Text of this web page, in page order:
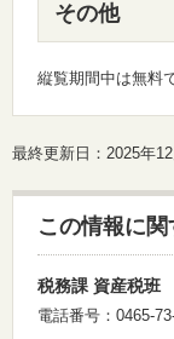
その他
縦覧期間中は無料
最終更新日：2025年12
この情報に
税務課 資産税班
電話番号：0465-